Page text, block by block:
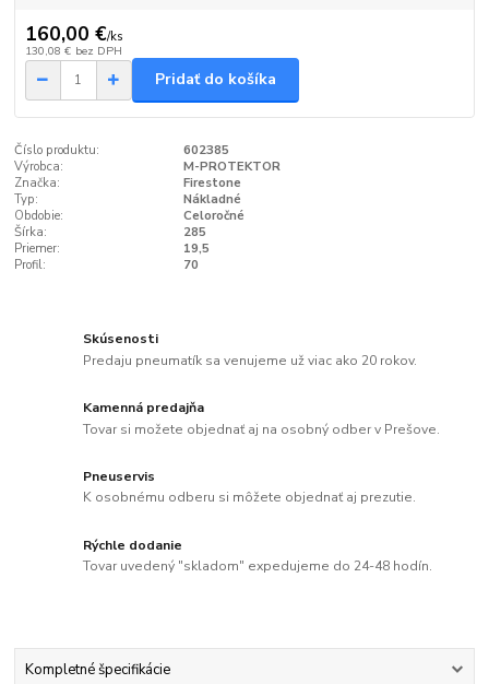
160,00 €/ks
130,08 € bez DPH
Pridať do košíka
Číslo produktu:
602385
Výrobca:
M-PROTEKTOR
Značka:
Firestone
Typ:
Nákladné
Obdobie:
Celoročné
Šírka:
285
Priemer:
19,5
Profil:
70
Skúsenosti
Predaju pneumatík sa venujeme už viac ako 20 rokov.
Kamenná predajňa
Tovar si možete objednať aj na osobný odber v Prešove.
Pneuservis
K osobnému odberu si môžete objednať aj prezutie.
Rýchle dodanie
Tovar uvedený "skladom" expedujeme do 24-48 hodín.
Kompletné špecifikácie